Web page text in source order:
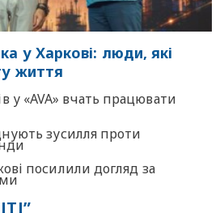
у Харкові: люди, які
життя
у «AVA» вчать працювати
зусилля проти
посилили догляд за